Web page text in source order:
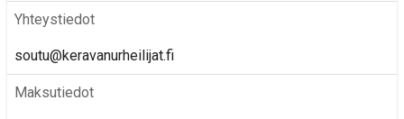
Yhteystiedot
soutu@keravanurheilijat.fi
Maksutiedot